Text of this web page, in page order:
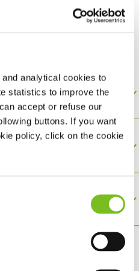
analytical cookies to
statistics to improve the
accept or refuse our
buttons. If you want
policy, click on the cookie
jullie
of annuleren.
blijven